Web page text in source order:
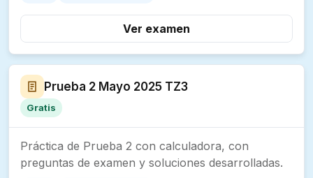
Ver examen
Prueba 2 Mayo 2025 TZ3
Gratis
Práctica de Prueba 2 con calculadora, con
preguntas de examen y soluciones desarrolladas.